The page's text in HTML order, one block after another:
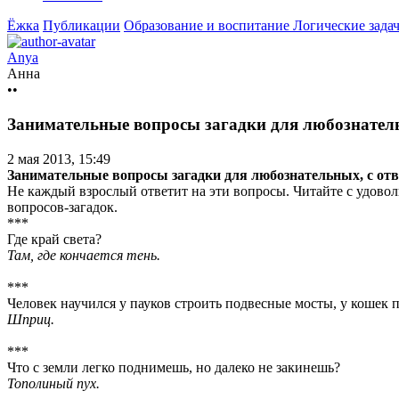
Ёжка Публикации Образование и воспитание Логические
Anya
Анна
••
Занимательные вопросы загадки для
2 мая 2013, 15:49
Занимательные вопросы загадки для любознательных, с
Не каждый взрослый ответит на эти вопросы. Читайте с
вопросов-загадок.
***
Где край света?
Там, где кончается тень.
***
Человек научился у пауков строить подвесные мосты, у
Шприц.
***
Что с земли легко поднимешь, но далеко не закинешь?
Тополиный пух.